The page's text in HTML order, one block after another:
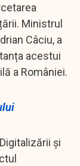
Ministrul
Câciu, a
acestui
a României.
și